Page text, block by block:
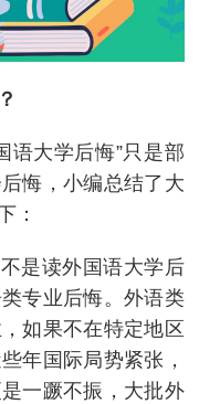
语大学后悔”只是部
悔，小编总结了大
：
是读外国语大学后
专业后悔。外语类
如果不在特定地区
年国际局势紧张，
一蹶不振，大批外